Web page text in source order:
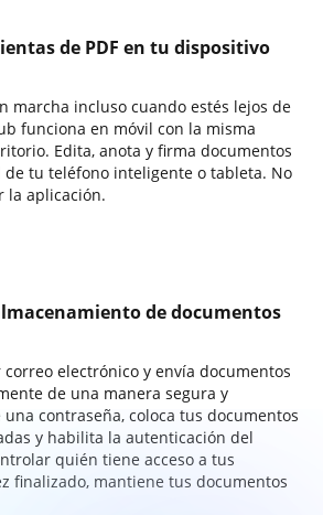
de PDF en tu dispositivo
marcha incluso cuando estés lejos de
funciona en móvil con la misma
Edita, anota y firma documentos
de tu teléfono inteligente o tableta. No
la aplicación.
de documentos
electrónico y envía documentos
de una manera segura y
contraseña, coloca tus documentos
y habilita la autenticación del
quién tiene acceso a tus
finalizado, mantiene tus documentos